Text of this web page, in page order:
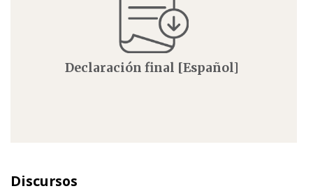
Declaración final [Español]
Discursos